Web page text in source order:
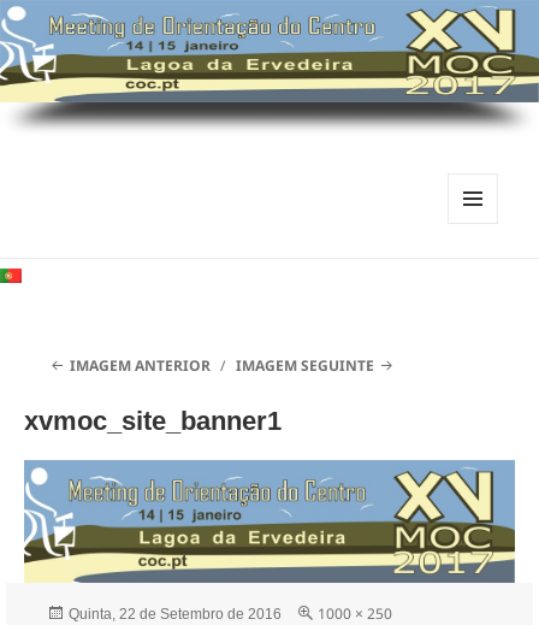
IMAGEM ANTERIOR IMAGEM SEGUINTE
xvmoc_site_banner1
Publicado
Quinta, 22 de Setembro de 2016
Tamanho
1000 × 250